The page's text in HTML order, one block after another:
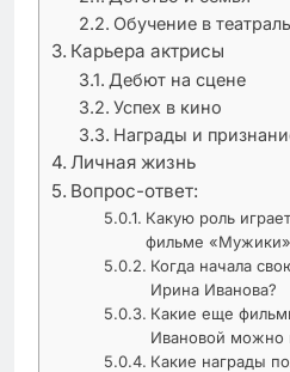
Обучение в
Карьера актрисы
Дебют на сцене
Успех в кино
Награды и
Личная жизнь
Вопрос-ответ:
Какую роль
фильме
Когда начала
Ирина Иванова?
Какие еще
Ивановой можно
Какие награды